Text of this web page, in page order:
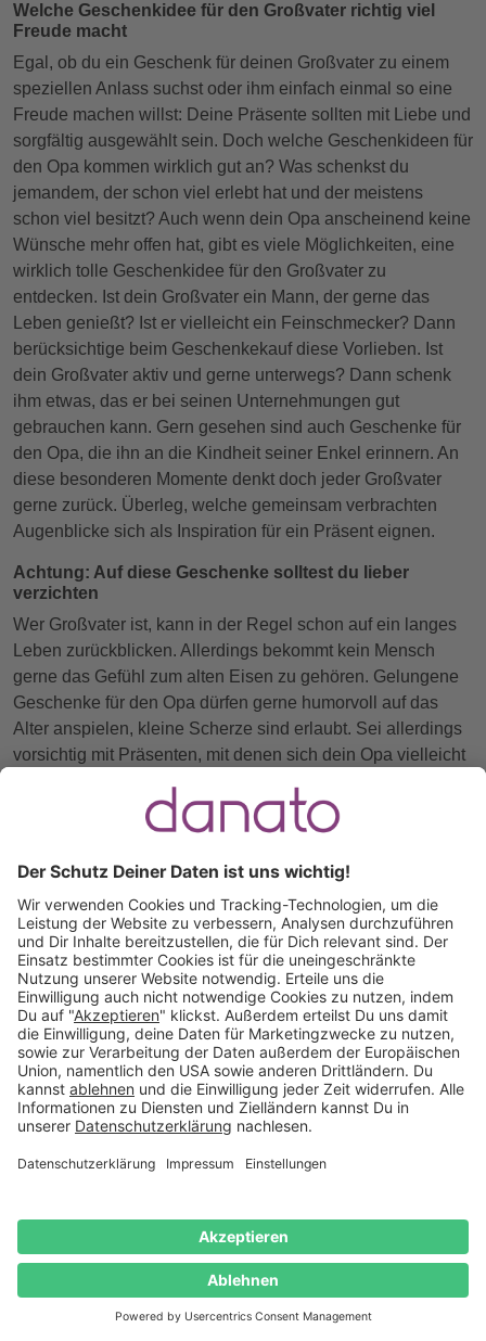
Welche Geschenkidee für den Großvater richtig viel
Freude macht
Egal, ob du ein Geschenk für deinen Großvater zu einem
speziellen Anlass suchst oder ihm einfach einmal so eine
Freude machen willst: Deine Präsente sollten mit Liebe und
sorgfältig ausgewählt sein. Doch welche Geschenkideen für
den Opa kommen wirklich gut an? Was schenkst du
jemandem, der schon viel erlebt hat und der meistens
schon viel besitzt? Auch wenn dein Opa anscheinend keine
Wünsche mehr offen hat, gibt es viele Möglichkeiten, eine
wirklich tolle Geschenkidee für den Großvater zu
entdecken. Ist dein Großvater ein Mann, der gerne das
Leben genießt? Ist er vielleicht ein Feinschmecker? Dann
berücksichtige beim Geschenkekauf diese Vorlieben. Ist
dein Großvater aktiv und gerne unterwegs? Dann schenk
ihm etwas, das er bei seinen Unternehmungen gut
gebrauchen kann. Gern gesehen sind auch Geschenke für
den Opa, die ihn an die Kindheit seiner Enkel erinnern. An
diese besonderen Momente denkt doch jeder Großvater
gerne zurück. Überleg, welche gemeinsam verbrachten
Augenblicke sich als Inspiration für ein Präsent eignen.
Achtung: Auf diese Geschenke solltest du lieber
verzichten
Wer Großvater ist, kann in der Regel schon auf ein langes
Leben zurückblicken. Allerdings bekommt kein Mensch
gerne das Gefühl zum alten Eisen zu gehören. Gelungene
Geschenke für den Opa dürfen gerne humorvoll auf das
Alter anspielen, kleine Scherze sind erlaubt. Sei allerdings
vorsichtig mit Präsenten, mit denen sich dein Opa vielleicht
oder für den Alltag sind gegebenenfalls sinnvolle
Geschenkideen für den Opa - greif darauf aber am besten
Natürlich sollte ein Geschenk für den Großvater auch nicht
zu jugendlich und flippig sein. Nimm dir ausreichend Zeit,
um angemessene Geschenke zu finden. Such nicht erst auf
den letzten Drücker. Je mehr Zeit du hast, umso eher
entdeckst du eine wirklich passende und individuelle
Geschenkidee für den Opa und müssen nicht auf
Verlegenheitsgeschenke zurückgreifen. Berücksichtige
diese Tipps, fällt es doch gar nicht mehr so schwer, deinem
Großvater eine Freude zu machen. Das DANATO-Team
wünscht dir nun viel Freude bei der Auswahl.
Praktische und schöne Geburtstagsgeschenke für
sei denn, es ist der angeheiratete Opa des Partners oder
ein Leihopa, der sich in seiner Freizeit als Babysitter
betätigt und die Familie gegen Bezahlung tatkräftig
unterstützt. Manchmal ist ein älterer Herr aus der